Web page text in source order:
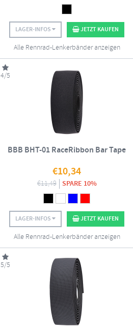
LAGER-INFOS JETZT KAUFEN
Alle Rennrad-Lenkerbänder anzeigen
4/5
BBB BHT-01 RaceRibbon Bar Tape
€10,34
€11,49 SPARE 10%
LAGER-INFOS JETZT KAUFEN
Alle Rennrad-Lenkerbänder anzeigen
5/5